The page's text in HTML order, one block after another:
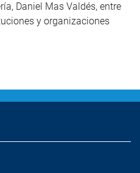
Daniel Mas Valdés, entre
y organizaciones